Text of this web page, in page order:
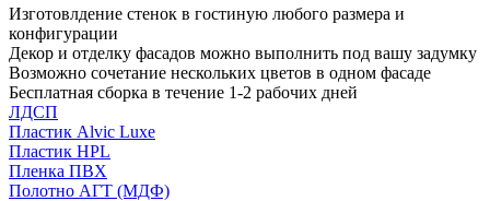
Изготовлдение стенок в гостиную любого размера и
конфигурации
Декор и отделку фасадов можно выполнить под вашу задумку
Возможно сочетание нескольких цветов в одном фасаде
Бесплатная сборка в течение 1-2 рабочих дней
ЛДСП
Пластик Alvic Luxe
Пластик HPL
Пленка ПВХ
Полотно АГТ (МДФ)